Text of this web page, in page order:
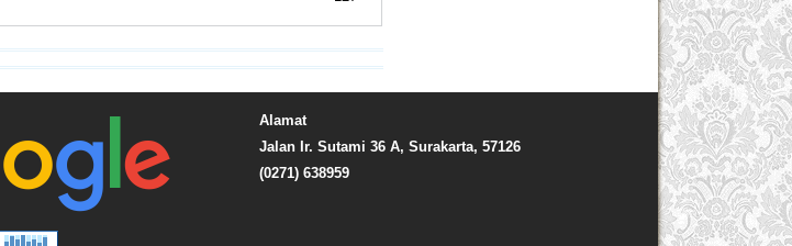
Alamat
Jalan Ir. Sutami 36 A, Surakarta, 57126
(0271) 638959